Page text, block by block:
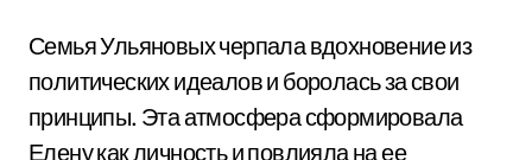
Семья Ульяновых черпала вдохновение из
политических идеалов и боролась за свои
принципы. Эта атмосфера сформировала
Елену как личность и повлияла на ее